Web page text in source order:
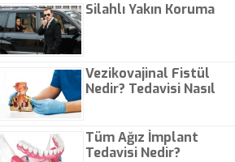
Silahlı Yakın Koruma
Vezikovajinal Fistül
Nedir? Tedavisi Nasıl
Tüm Ağız İmplant
Tedavisi Nedir?